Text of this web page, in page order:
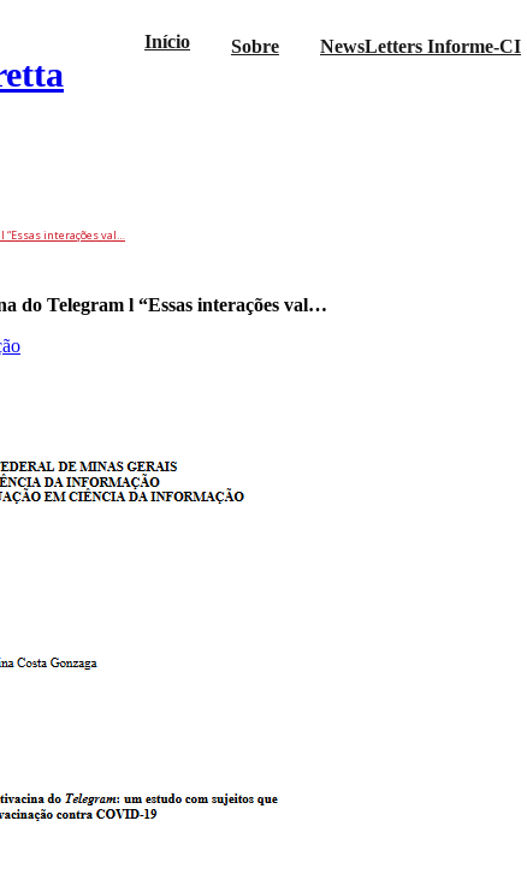
Início Sobre NewsLetters Informe-CI
“Essas interações val…
do Telegram l “Essas interações val…